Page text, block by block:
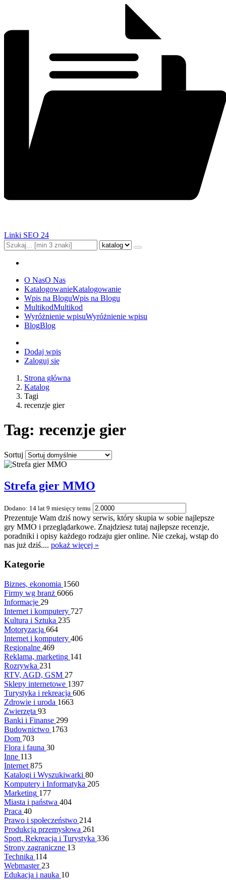
Linki SEO 24
O NasO Nas
KatalogowanieKatalogowanie
Wpis na BloguWpis na Blogu
MultikodMultikod
Wyróżnienie wpisuWyróżnienie wpisu
BlogBlog
Dodaj wpis
Zaloguj się
Strona główna
Katalog
Tagi
recenzje gier
Tag: recenzje gier
Sortuj
Strefa gier MMO
Dodano: 14 lat 9 miesięcy temu
Prezentuje Wam dziś nowy serwis, który skupia w sobie najlepsze
gry MMO i przeglądarkowe. Znajdziesz tutaj najlepsze recenzje,
poradniki i opisy każdego rodzaju gier online. Nie czekaj, wstąp do
nas już dziś.... pokaż więcej »
Kategorie
Biznes, ekonomia 1560
Firmy wg branż 6066
Informacje 29
Internet i komputery 727
Kultura i Sztuka 235
Motoryzacja 664
Internet i komputery 406
Regionalne 469
Reklama, marketing 141
Rozrywka 231
RTV, AGD, GSM 27
Sklepy internetowe 1397
Turystyka i rekreacja 606
Zdrowie i uroda 1663
Zwierzęta 93
Banki i Finanse 299
Budownictwo 1763
Dom 703
Flora i fauna 30
Inne 113
Internet 875
Katalogi i Wyszukiwarki 80
Komputery i Informatyka 205
Marketing 177
Miasta i państwa 404
Praca 40
Prawo i społeczeństwo 214
Produkcja przemysłowa 261
Sport, Rekreacja i Turystyka 336
Strony zagraniczne 13
Technika 114
Webmaster 23
Edukacja i nauka 10